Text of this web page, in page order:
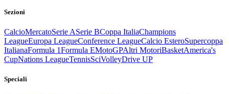
Sezioni
CalcioMercatoSerie ASerie BCoppa ItaliaChampions
LeagueEuropa LeagueConference LeagueCalcio EsteroSupercoppa
ItalianaFormula 1Formula EMotoGPAltri MotoriBasketAmerica's
CupNations LeagueTennisSciVolleyDrive UP
Speciali